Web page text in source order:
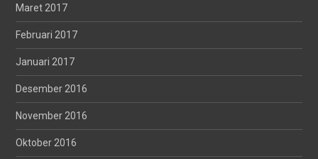
Maret 2017
Februari 2017
Januari 2017
Desember 2016
November 2016
Oktober 2016